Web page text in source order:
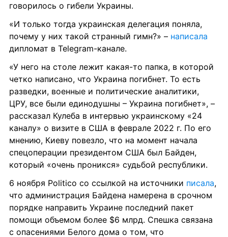
говорилось о гибели Украины.
«И только тогда украинская делегация поняла,
почему у них такой странный гимн?» –
дипломат в Telegram-канале.
«У него на столе лежит какая-то папка, в которой
четко написано, что Украина погибнет. То есть
разведки, военные и политические аналитики,
ЦРУ, все были единодушны – Украина погибнет», –
рассказал Кулеба в интервью украинскому «24
каналу» о визите в США в феврале 2022 г. По его
мнению, Киеву повезло, что на момент начала
спецоперации президентом США был Байден,
который «очень проникся» судьбой республики.
6 ноября Politico со ссылкой на источники писала,
что администрация Байдена намерена в срочном
порядке направить Украине последний пакет
помощи объемом более $6 млрд. Спешка связана
с опасениями Белого дома о том, что